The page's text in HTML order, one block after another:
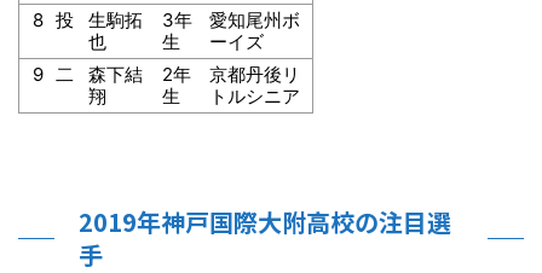
8 投
生駒拓
也
3年
生
愛知尾州ボ
ーイズ
9
二
森下結
翔
2年
生
京都丹後リ
トルシニア
2019年神戸国際大附高校の注目選
手